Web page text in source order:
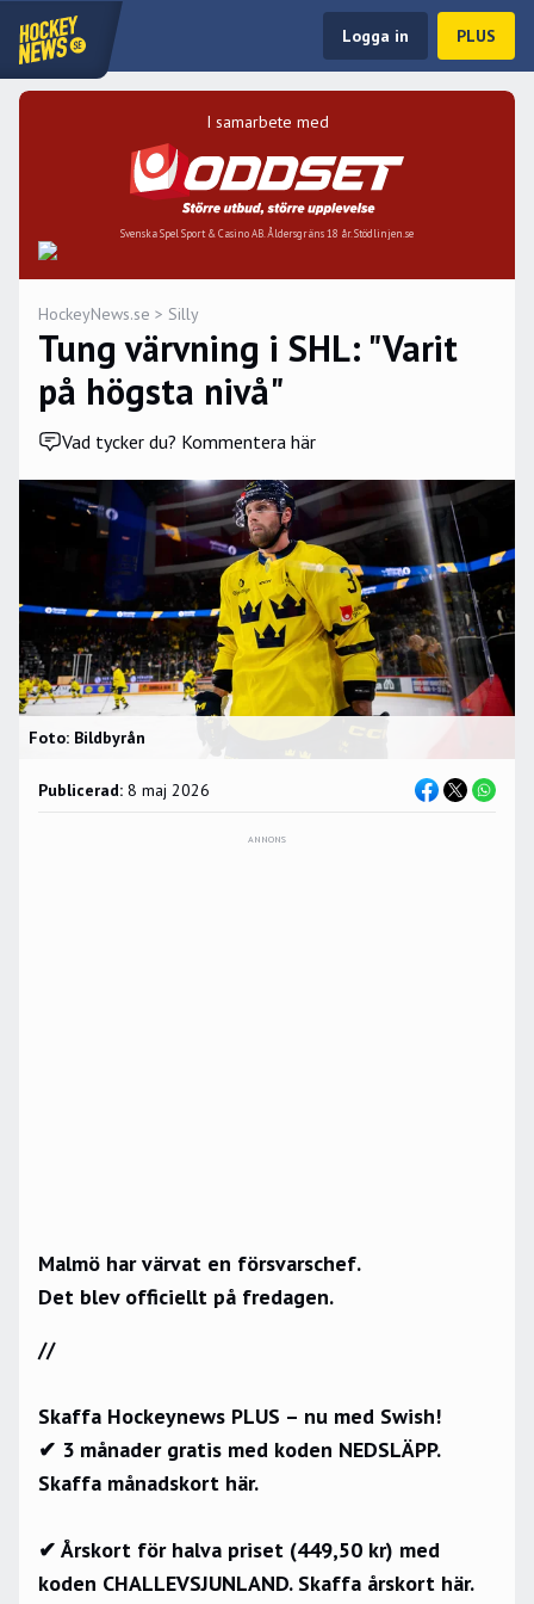
Logga in PLUS
I samarbete med
Svenska Spel Sport & Casino AB. Åldersgräns 18 år. Stödlinjen.se
HockeyNews.se > Silly
Tung värvning i SHL: "Varit
på högsta nivå"
Vad tycker du? Kommentera här
Foto: Bildbyrån
Publicerad: 8 maj 2026
ANNONS
Malmö har värvat en försvarschef.
Det blev officiellt på fredagen.
//
Skaffa Hockeynews PLUS – nu med Swish!
✔ 3 månader gratis med koden NEDSLÄPP.
Skaffa månadskort här.
✔ Årskort för halva priset (449,50 kr) med
koden CHALLEVSJUNLAND. Skaffa årskort här.